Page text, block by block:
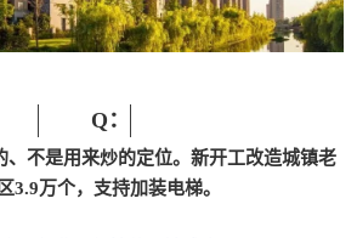
Q：
、不是用来炒的定位。新开工改造城镇老
3.9万个，支持加装电梯。